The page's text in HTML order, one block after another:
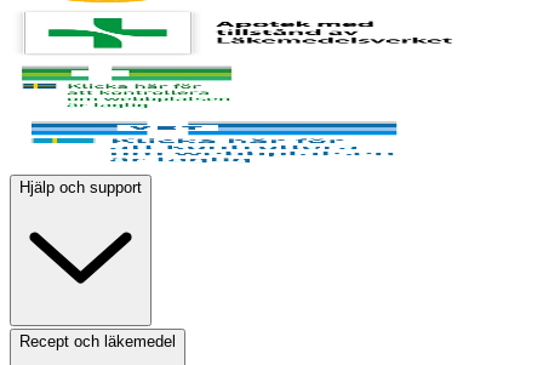
Hjälp och support
Recept och läkemedel